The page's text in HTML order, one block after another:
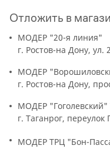
Отложить в
МОДЕР "20-я линия"
г. Ростов-на Дону, ул.
МОДЕР
г. Ростов-на Дону,
МОДЕР "Гоголевский"
г. Таганрог, переулок
МОДЕР ТРЦ "Бон-